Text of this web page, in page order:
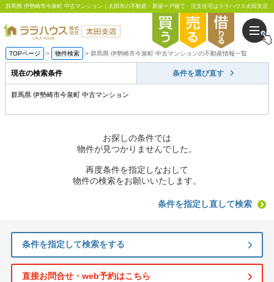
群馬県 伊勢崎市今泉町 中古マンション｜太田市の不動産・新築一戸建て・注文住宅はララハウス太田支店
TOPページ 物件検索 群馬県 伊勢崎市今泉町 中古マンションの不動産情報一覧
現在の検索条件 条件を選び直す
群馬県 伊勢崎市今泉町 中古マンション
お探しの条件では
物件が見つかりませんでした。
再度条件を指定しなおして
物件の検索をお願いいたします。
条件を指定し直して検索
条件を指定して検索をする
直接お問合せ・web予約はこちら